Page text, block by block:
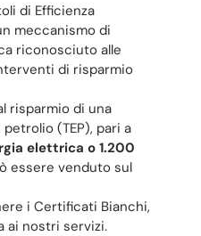
di Efficienza
meccanismo di
riconosciuto alle
di risparmio
risparmio di una
(TEP), pari a
elettrica o 1.200
essere venduto sul
i Certificati Bianchi,
ai nostri servizi.